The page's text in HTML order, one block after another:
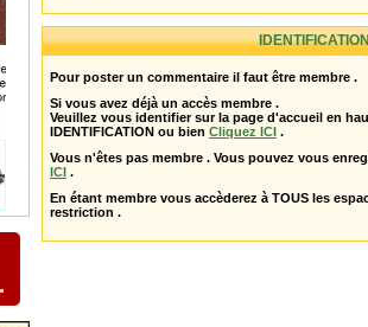
Pour poster un commentaire il faut être membre .
Si vous avez déjà un accès membre .
Veuillez vous identifier sur la page d'accueil en
IDENTIFICATION ou bien Cliquez ICI .
Vous n'êtes pas membre . Vous pouvez vous
ICI .
En étant membre vous accèderez à TOUS les
restriction .